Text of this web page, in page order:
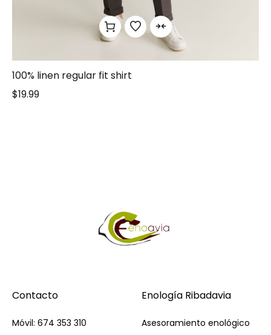
100% linen regular fit shirt
$19.99
Contacto
Móvil: 674 353 310
Enología Ribadavia
Asesoramiento enológico